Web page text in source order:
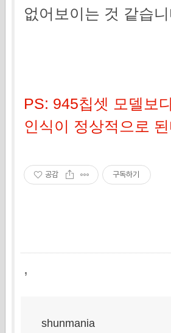
없어보이는 것 같습
PS: 945칩셋 모델보
인식이 정상적으로
공감 구독하기
,
shunmania